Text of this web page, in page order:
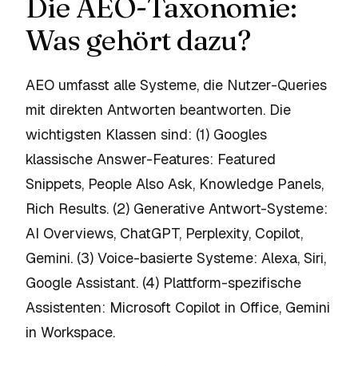
Die AEO-Taxonomie:
Was gehört dazu?
AEO umfasst alle Systeme, die Nutzer-Queries
mit direkten Antworten beantworten. Die
wichtigsten Klassen sind: (1) Googles
klassische Answer-Features: Featured
Snippets, People Also Ask, Knowledge Panels,
Rich Results. (2) Generative Antwort-Systeme:
AI Overviews, ChatGPT, Perplexity, Copilot,
Gemini. (3) Voice-basierte Systeme: Alexa, Siri,
Google Assistant. (4) Plattform-spezifische
Assistenten: Microsoft Copilot in Office, Gemini
in Workspace.